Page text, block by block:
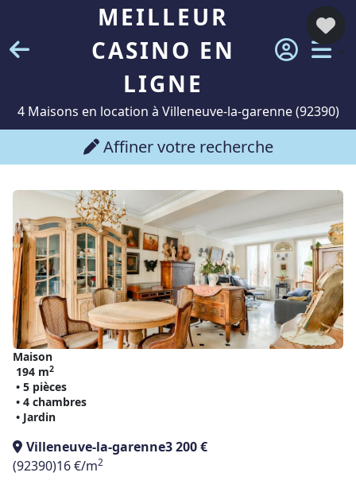
MEILLEUR
CASINO EN
LIGNE
4 Maisons en location à Villeneuve-la-garenne (92390)
Affiner votre recherche
Maison
194 m2
• 5 pièces
• 4 chambres
• Jardin
Villeneuve-la-garenne3 200 €
(92390)16 €/m2